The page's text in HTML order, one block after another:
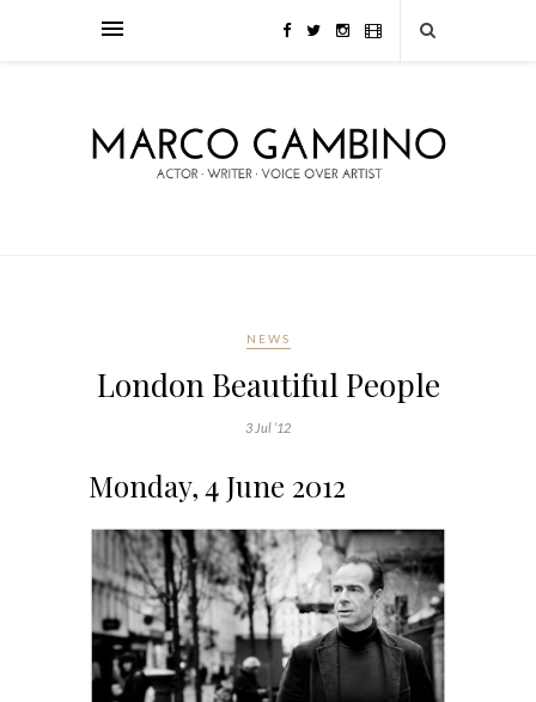
NEWS
London Beautiful People
3 Jul ’12
Monday, 4 June 2012